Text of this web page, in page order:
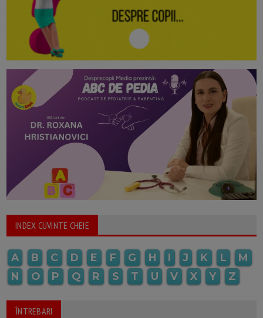
INDEX CUVINTE CHEIE
A B C D E F G H I J K L
M
N
O P Q R S T U V X Y Z
ÎNTREBARI